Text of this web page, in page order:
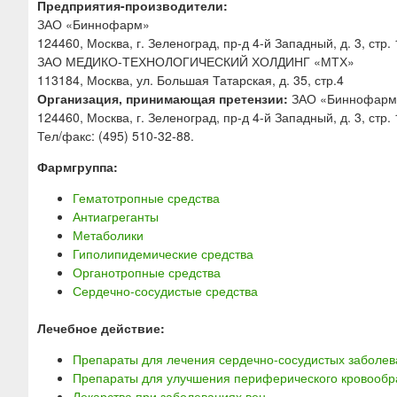
Предприятия-производители:
ЗАО «Биннофарм»
124460, Москва, г. Зеленоград, пр-д 4-й Западный, д. 3, стр.
ЗАО МЕДИКО-ТЕХНОЛОГИЧЕСКИЙ ХОЛДИНГ «МТХ»
113184, Москва, ул. Большая Татарская, д. 35, стр.4
Организация, принимающая претензии: ЗАО
124460, Москва, г. Зеленоград, пр-д 4-й Западный, д. 3, стр.
Тел/факс: (495) 510-32-88.
Фармгруппа:
Гематотропные средства
Антиагреганты
Метаболики
Гиполипидемические средства
Органотропные средства
Сердечно-сосудистые средства
Лечебное действие:
Препараты для лечения сердечно-сосудистых
Препараты для улучшения периферического